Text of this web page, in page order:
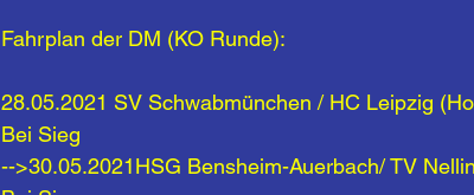
Fahrplan der DM (KO Runde):
28.05.2021 SV Schwabmünchen / HC Leipzig
Bei Sieg
-->30.05.2021HSG Bensheim-Auerbach/ TV